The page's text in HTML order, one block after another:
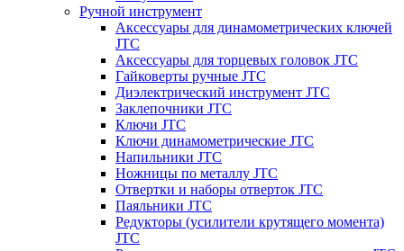
Ручной инструмент
Аксессуары для динамометрических ключей
JTC
Аксессуары для торцевых головок JTC
Гайковерты ручные JTC
Диэлектрический инструмент JTC
Заклепочники JTC
Ключи JTC
Ключи динамометрические JTC
Напильники JTC
Ножницы по металлу JTC
Отвертки и наборы отверток JTC
Паяльники JTC
Редукторы (усилители крутящего момента)
JTC